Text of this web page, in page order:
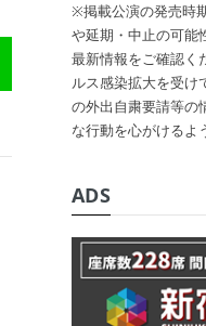
※掲載公演の発売時
や延期・中止の可能
最新情報をご確認く
ルス感染拡大を受け
の外出自粛要請等の
な行動を心がけるよ
ADS